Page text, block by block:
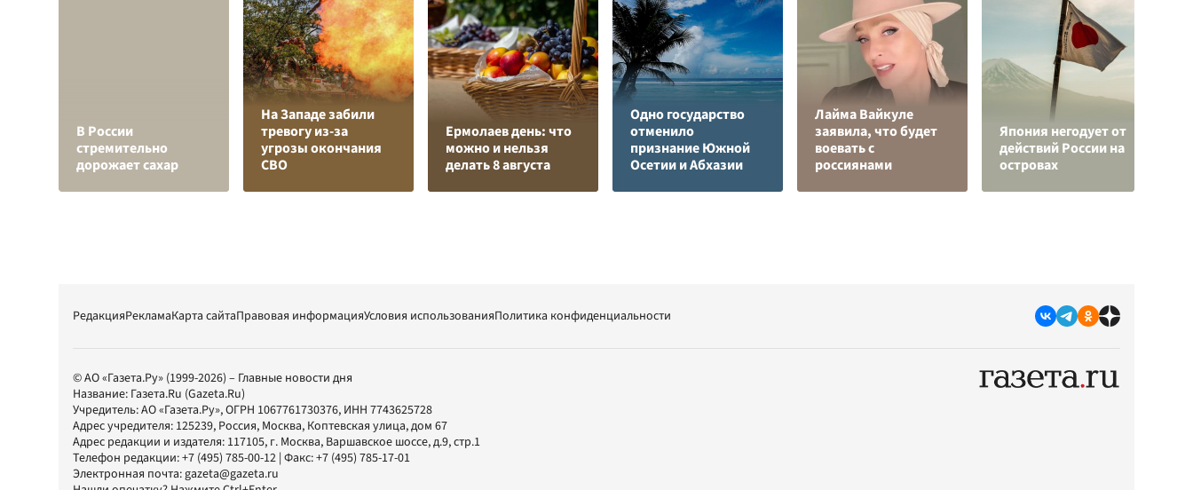
В России
стремительно
дорожает сахар
На Западе забили
тревогу из-за
угрозы окончания
СВО
Ермолаев день: что
можно и нельзя
делать 8 августа
Одно государство
отменило
признание Южной
Осетии и Абхазии
Лайма Вайкуле
заявила, что будет
воевать с
россиянами
Япония негодует от
действий России на
островах
РедакцияРекламаКарта сайтаПравовая информацияУсловия использованияПолитика конфиденциальности
© АО «Газета.Ру» (1999-2026) – Главные новости дня
Название: Газета.Ru (Gazeta.Ru)
Учредитель:АО «Газета.Ру», ОГРН 1067761730376, ИНН 7743625728
Адрес учредителя: 125239, Россия, Москва, Коптевская улица, дом 67
Адрес редакции и издателя: 117105, г. Москва, Варшавское шоссе, д.9, стр.1
Телефон редакции:+7 (495) 785-00-12 | Факс:+7 (495) 785-17-01
Электронная почта:gazeta@gazeta.ru